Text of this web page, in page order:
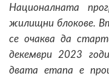
Националната
жилищни блокове.
се очаква да
декември 2023
двата етапа е